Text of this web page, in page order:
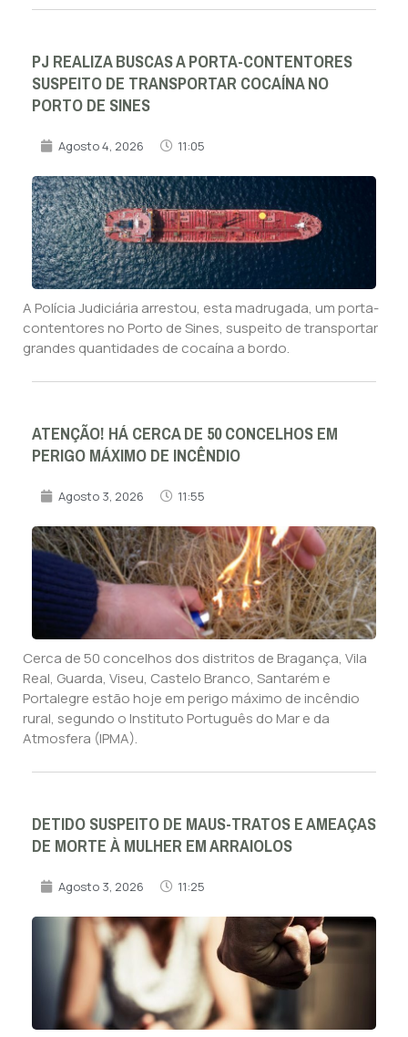
PJ REALIZA BUSCAS A PORTA-CONTENTORES
SUSPEITO DE TRANSPORTAR COCAÍNA NO
PORTO DE SINES
Agosto 4, 2026 11:05
A Polícia Judiciária arrestou, esta madrugada, um porta-
contentores no Porto de Sines, suspeito de transportar
grandes quantidades de cocaína a bordo.
ATENÇÃO! HÁ CERCA DE 50 CONCELHOS EM
PERIGO MÁXIMO DE INCÊNDIO
Agosto 3, 2026 11:55
Cerca de 50 concelhos dos distritos de Bragança, Vila
Real, Guarda, Viseu, Castelo Branco, Santarém e
Portalegre estão hoje em perigo máximo de incêndio
rural, segundo o Instituto Português do Mar e da
Atmosfera (IPMA).
DETIDO SUSPEITO DE MAUS-TRATOS E AMEAÇAS
DE MORTE À MULHER EM ARRAIOLOS
Agosto 3, 2026 11:25